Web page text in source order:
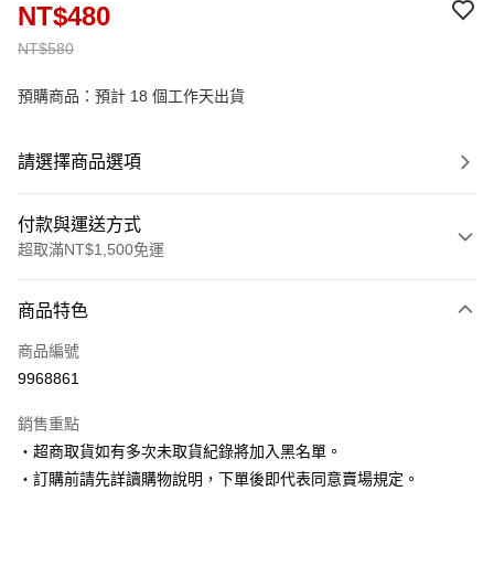
NT$580
NT$480
預購商品：預計 18 個工作天出貨
請選擇商品選項
付款與運送方式
超取滿NT$1,500免運
信用卡一次付款
超商取貨付款
Apple Pay
街口支付
商品特色
商品編號
9968861
銷售重點
‧超商取貨如有多次未取貨紀錄將加入黑名單。
‧訂購前請先詳讀購物說明，下單後即代表同意賣場規定。